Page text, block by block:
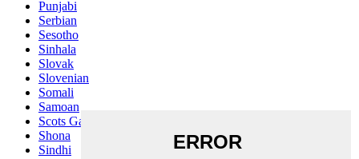
Punjabi
Serbian
Sesotho
Sinhala
Slovak
Slovenian
Somali
Samoan
Scots Gaelic
Shona
Sindhi